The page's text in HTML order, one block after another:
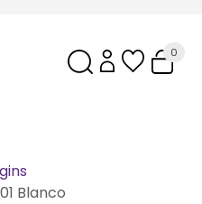
0
Blanco